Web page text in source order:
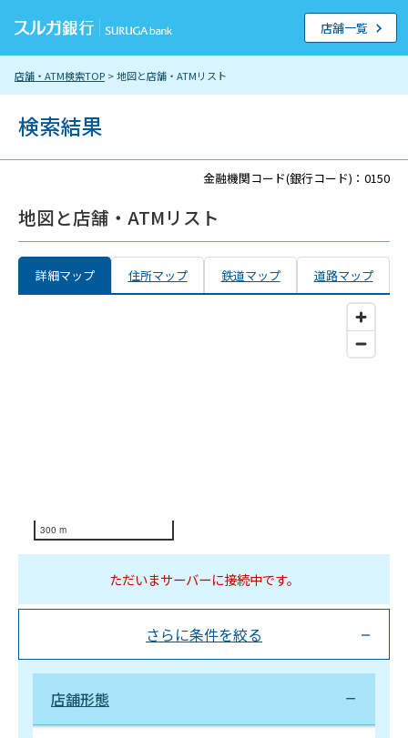
店舗・ATM検索TOP > 地図と店舗・ATMリスト
店舗一覧
検索結果
金融機関コード(銀行コード)：0150
地図と店舗・ATMリスト
詳細マップ 住所マップ 鉄道マップ 道路マップ
300 m
ただいまサーバーに接続中です。
さらに条件を絞る
店舗形態